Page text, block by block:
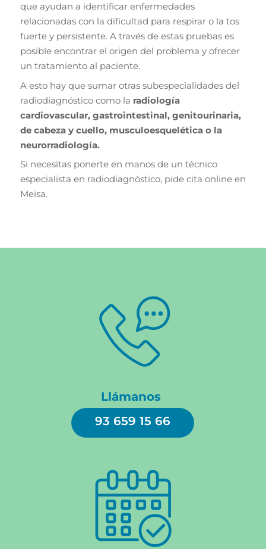
que ayudan a identificar enfermedades
relacionadas con la dificultad para respirar o la tos
fuerte y persistente. A través de estas pruebas es
posible encontrar el origen del problema y ofrecer
un tratamiento al paciente.
A esto hay que sumar otras subespecialidades del
radiodiagnóstico como la radiología
cardiovascular, gastrointestinal, genitourinaria,
de cabeza y cuello, musculoesquelética o la
neurorradiología.
Si necesitas ponerte en manos de un técnico
especialista en radiodiagnóstico, pide cita online en
Meisa.
Llámanos
93 659 15 66